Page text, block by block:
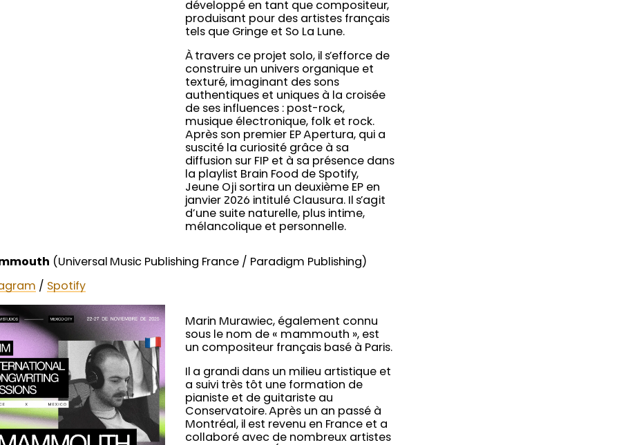
développé en tant que compositeur,
produisant pour des artistes français
tels que Gringe et So La Lune.
À travers ce projet solo, il s’efforce de
construire un univers organique et
texturé, imaginant des sons
authentiques et uniques à la croisée
de ses influences : post-rock,
musique électronique, folk et rock.
Après son premier EP Apertura, qui a
suscité la curiosité grâce à sa
diffusion sur FIP et à sa présence dans
la playlist Brain Food de Spotify,
Jeune Oji sortira un deuxième EP en
janvier 2026 intitulé Clausura. Il s’agit
d’une suite naturelle, plus intime,
mélancolique et personnelle.
(Universal Music Publishing France / Paradigm Publishing)
/ Spotify
Marin Murawiec, également connu
sous le nom de « mammouth », est
un compositeur français basé à Paris.
Il a grandi dans un milieu artistique et
a suivi très tôt une formation de
pianiste et de guitariste au
Conservatoire. Après un an passé à
Montréal, il est revenu en France et a
collaboré avec de nombreux artistes